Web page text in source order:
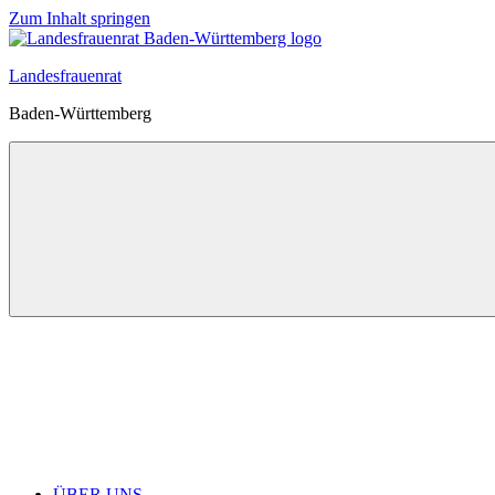
Zum Inhalt springen
Landesfrauenrat
Baden-Württemberg